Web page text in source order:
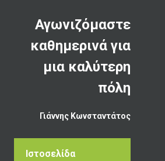
Αγωνιζόμαστε
καθημερινά για
μια καλύτερη
πόλη
Γιάννης Κωνσταντάτος
Ιστοσελίδα